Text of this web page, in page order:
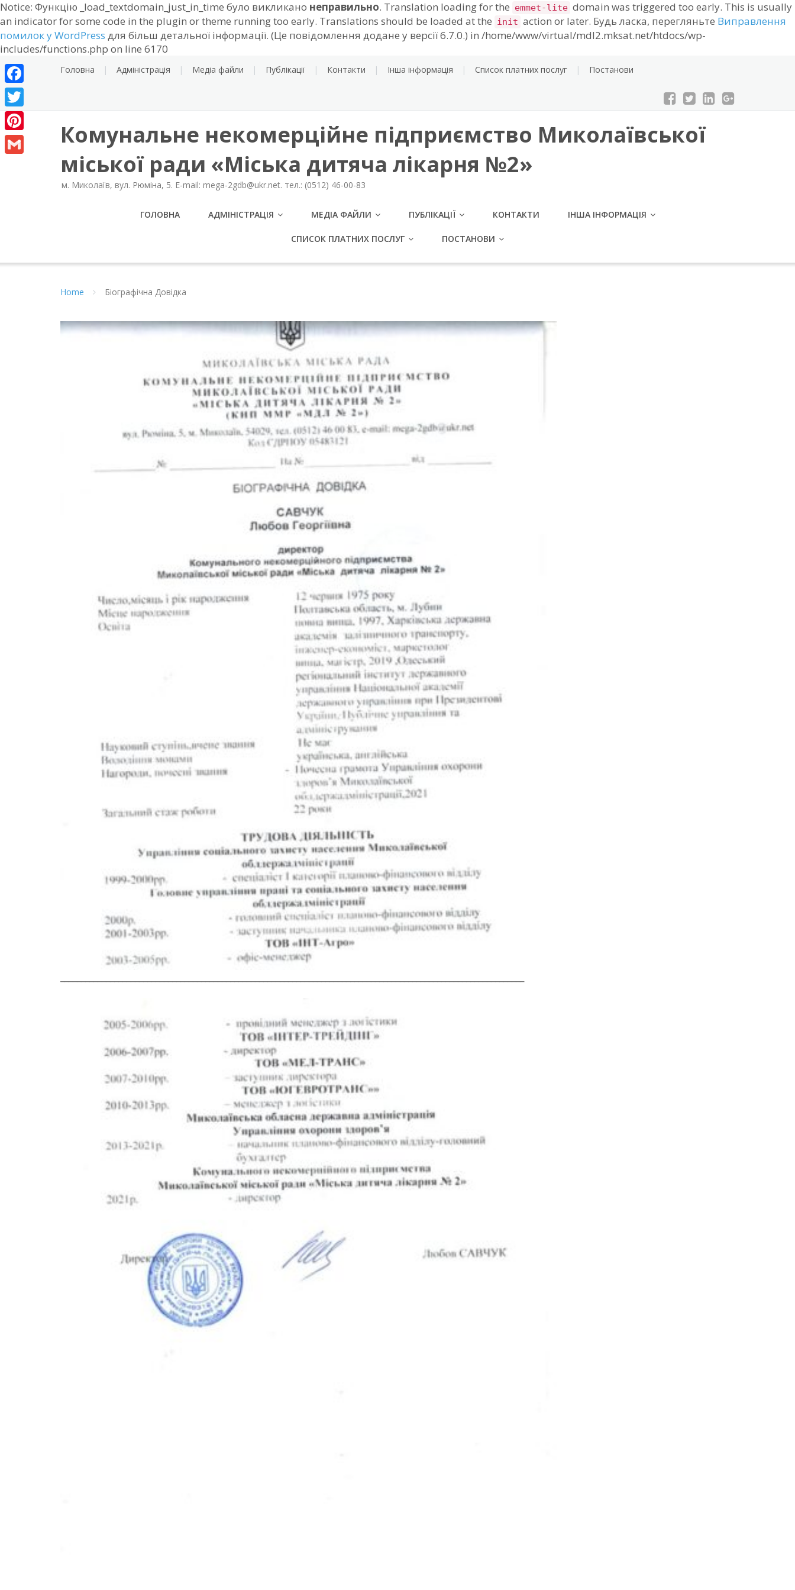
Notice: Функцію _load_textdomain_just_in_time було викликано неправильно. Translation loading for the emmet-lite domain was triggered too early. This is usually
an indicator for some code in the plugin or theme running too early. Translations should be loaded at the init action or later. Будь ласка, перегляньте Виправлення
помилок у WordPress для більш детальної інформації. (Це повідомлення додане у версії 6.7.0.) in /home/www/virtual/mdl2.mksat.net/htdocs/wp-
includes/functions.php on line 6170
content
Головна Адміністрація Медіа файли Публікації Контакти Інша інформація Список платних послуг Постанови
Комунальне некомерційне підприємство Миколаївської
міської ради «Міська дитяча лікарня №2»
м. Миколаїв, вул. Рюміна, 5. E-mail: mega-2gdb@ukr.net. тел.: (0512) 46-00-83
ГОЛОВНА АДМІНІСТРАЦІЯ МЕДІА ФАЙЛИ ПУБЛІКАЦІЇ КОНТАКТИ ІНША ІНФОРМАЦІЯ
СПИСОК ПЛАТНИХ ПОСЛУГ ПОСТАНОВИ
Home Біографічна Довідка
Facebook
Twitter
Pinterest